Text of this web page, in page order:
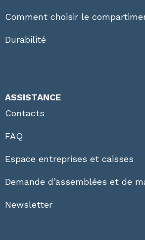
Comment choisir le
Durabilité
ASSISTANCE
Contacts
FAQ
Espace entreprises et caisses
Demande d’assemblées et de
Newsletter